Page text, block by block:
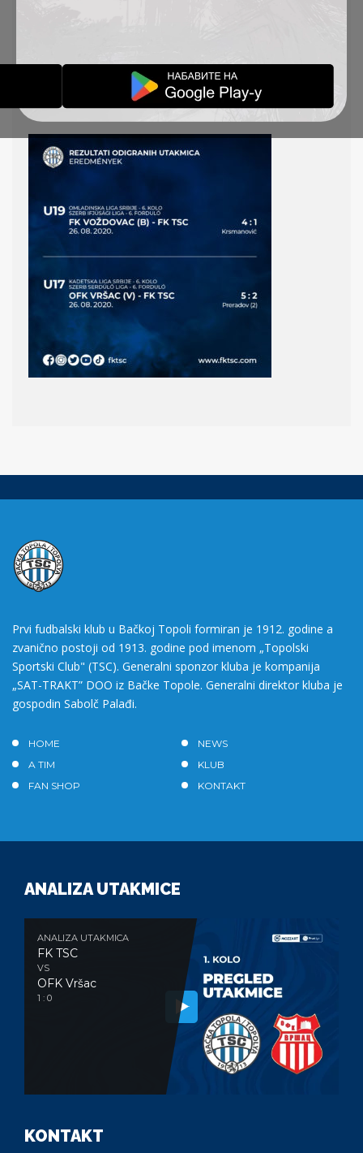
28-08-2020
Prvi fudbalski klub u Bačkoj Topoli formiran je 1912. godine a
zvanično postoji od 1913. godine pod imenom „Topolski
Sportski Club" (TSC). Generalni sponzor kluba je kompanija
„SAT-TRAKT” DOO iz Bačke Topole. Generalni direktor kluba je
gospodin Sabolč Palađi.
HOME
NEWS
A TIM
KLUB
FAN SHOP
KONTAKT
ANALIZA UTAKMICE
ANALIZA UTAKMICA
FK TSC
VS
OFK Vršac
1 : 0
KONTAKT